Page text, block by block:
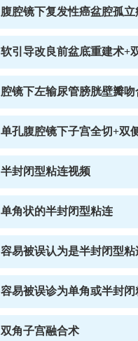
腹腔镜下复发性癌盆腔孤
软引导改良前盆底重建术+
腔镜下左输尿管膀胱壁瓣吻
单孔腹腔镜下子宫全切+双
半封闭型粘连视频
单角状的半封闭型粘连
容易被误认为是半封闭型
容易被误诊为单角或半封
双角子宫融合术